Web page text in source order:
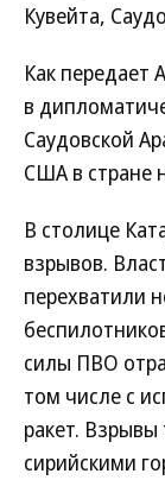
Кувейта,
Как передает
в
Саудовской
США в стране
В столице
взрывов.
перехватили
силы ПВО
том числе с
ракет.
сирийскими